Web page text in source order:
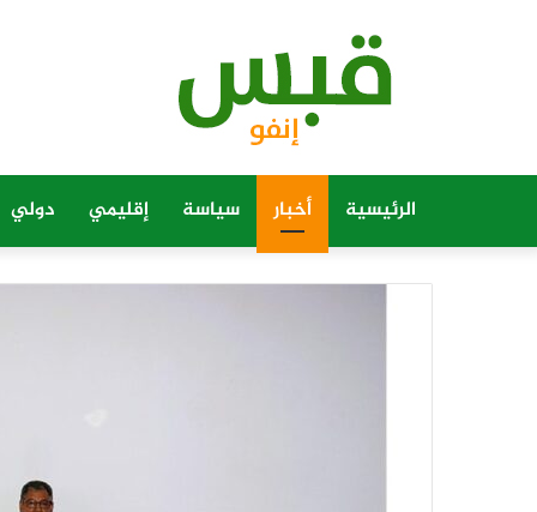
الرئيسية أخبار سياسة إقليمي دولي